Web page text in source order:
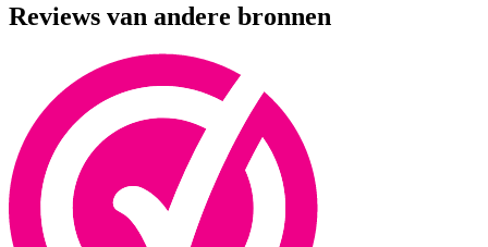
Reviews van andere bronnen